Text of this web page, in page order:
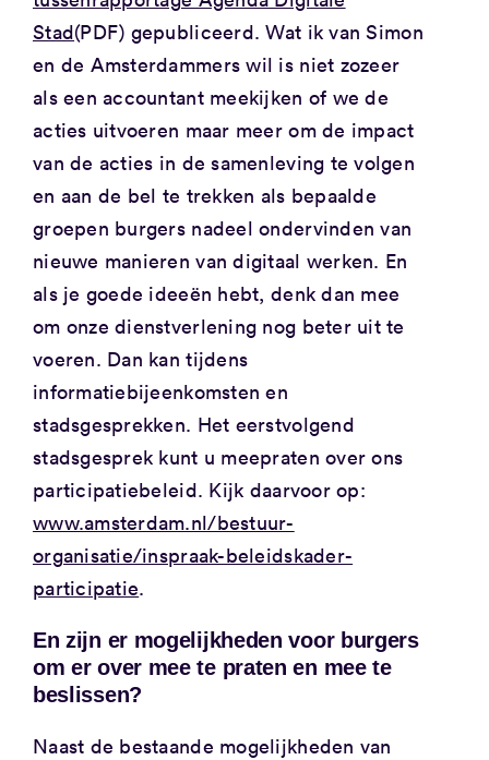
Stad(PDF) gepubliceerd. Wat ik van Simon
en de Amsterdammers wil is niet zozeer
als een accountant meekijken of we de
acties uitvoeren maar meer om de impact
van de acties in de samenleving te volgen
en aan de bel te trekken als bepaalde
groepen burgers nadeel ondervinden van
nieuwe manieren van digitaal werken. En
als je goede ideeën hebt, denk dan mee
om onze dienstverlening nog beter uit te
voeren. Dan kan tijdens
informatiebijeenkomsten en
stadsgesprekken. Het eerstvolgend
stadsgesprek kunt u meepraten over ons
participatiebeleid. Kijk daarvoor op:
www.amsterdam.nl/bestuur-
organisatie/inspraak-beleidskader-
participatie.
En zijn er mogelijkheden voor burgers
om er over mee te praten en mee te
beslissen?
Naast de bestaande mogelijkheden van